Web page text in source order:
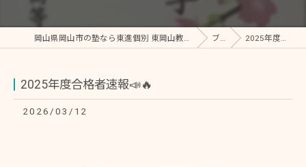
岡山県岡山市の塾なら東進個別 東岡山教室・東進中学NET/東進衛星予備校 東岡山校 ブログ 2025年度合格者速報📣🔥
2025年度合格者速報📣🔥
2026/03/12